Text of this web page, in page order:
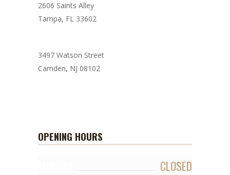
2606 Saints Alley
Tampa, FL 33602
3497 Watson Street
Camden, NJ 08102
OPENING HOURS
CLOSED